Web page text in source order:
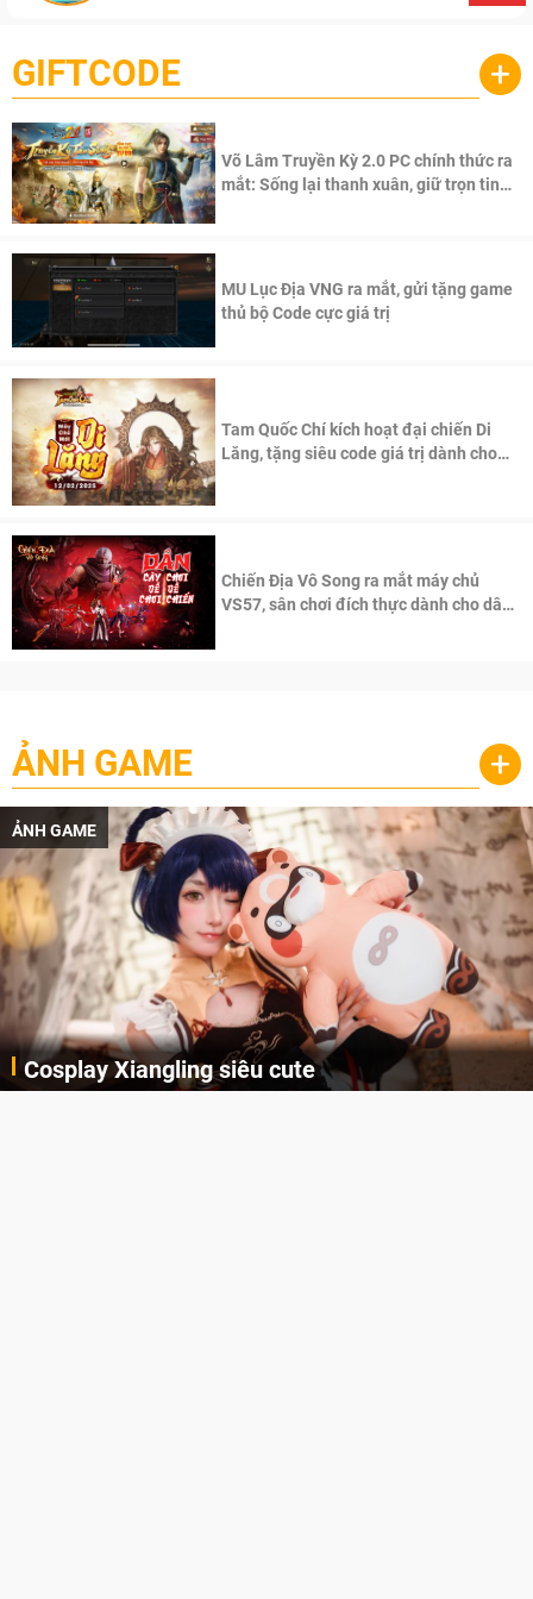
GIFTCODE +
Võ Lâm Truyền Kỳ 2.0 PC chính thức ra
mắt: Sống lại thanh xuân, giữ trọn tinh
MU Lục Địa VNG ra mắt, gửi tặng game
thủ bộ Code cực giá trị
Tam Quốc Chí kích hoạt đại chiến Di
Lăng, tặng siêu code giá trị dành cho
Chiến Địa Vô Song ra mắt máy chủ
VS57, sân chơi đích thực dành cho dân
ẢNH GAME +
ẢNH GAME
Lala Croft vừa nóng vừa xinh dưới nét vẽ
AI